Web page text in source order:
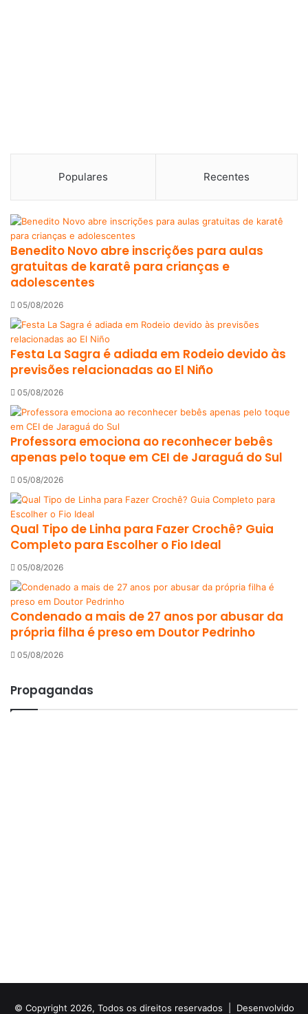
Populares Recentes
Benedito Novo abre inscrições para aulas
gratuitas de karatê para crianças e
adolescentes
05/08/2026
Festa La Sagra é adiada em Rodeio devido às
previsões relacionadas ao El Niño
05/08/2026
Professora emociona ao reconhecer bebês
apenas pelo toque em CEI de Jaraguá do Sul
05/08/2026
Qual Tipo de Linha para Fazer Crochê? Guia
Completo para Escolher o Fio Ideal
05/08/2026
Condenado a mais de 27 anos por abusar da
própria filha é preso em Doutor Pedrinho
05/08/2026
Propagandas
© Copyright 2026, Todos os direitos reservados | Desenvolvido